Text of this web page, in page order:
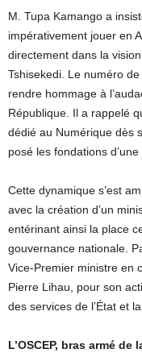
M. Tupa Kamango a
impérativement jouer en
directement dans la
Tshisekedi. Le numéro de
rendre hommage à
République. Il a rappelé
dédié au Numérique dès
posé les fondations
Cette dynamique s’est
avec la création d’un
entérinant ainsi la place
gouvernance nationale.
Vice-Premier ministre en
Pierre Lihau, pour son
des services de l’État et
L’OSCEP, bras armé